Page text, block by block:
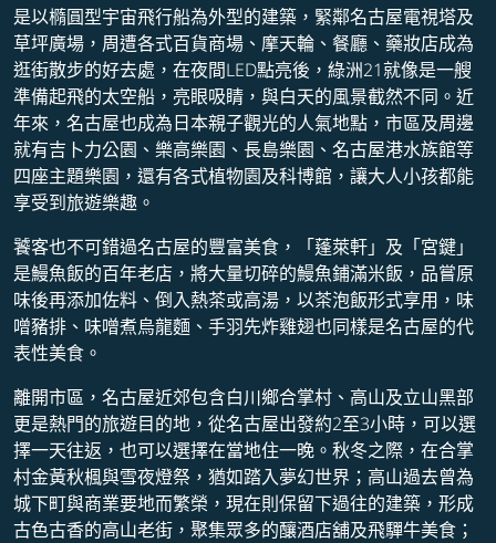
是以橢圓型宇宙飛行船為外型的建築，緊鄰名古屋電視塔及
草坪廣場，周遭各式百貨商場、摩天輪、餐廳、藥妝店成為
逛街散步的好去處，在夜間LED點亮後，綠洲21就像是一艘
準備起飛的太空船，亮眼吸睛，與白天的風景截然不同。近
年來，名古屋也成為日本親子觀光的人氣地點，市區及周邊
就有吉卜力公園、樂高樂園、長島樂園、名古屋港水族館等
四座主題樂園，還有各式植物園及科博館，讓大人小孩都能
享受到旅遊樂趣。
饕客也不可錯過名古屋的豐富美食，「蓬萊軒」及「宮鍵」
是鰻魚飯的百年老店，將大量切碎的鰻魚鋪滿米飯，品嘗原
味後再添加佐料、倒入熱茶或高湯，以茶泡飯形式享用，味
噌豬排、味噌煮烏龍麵、手羽先炸雞翅也同樣是名古屋的代
表性美食。
離開市區，名古屋近郊包含白川鄉合掌村、高山及立山黑部
更是熱門的旅遊目的地，從名古屋出發約2至3小時，可以選
擇一天往返，也可以選擇在當地住一晚。秋冬之際，在合掌
村金黃秋楓與雪夜燈祭，猶如踏入夢幻世界；高山過去曾為
城下町與商業要地而繁榮，現在則保留下過往的建築，形成
古色古香的高山老街，聚集眾多的釀酒店舖及飛驒牛美食；